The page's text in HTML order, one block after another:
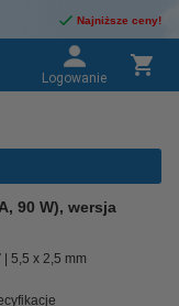
Najniższe ceny!
Logowanie
90 W), wersja
5,5 x 2,5 mm